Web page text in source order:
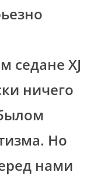
седане XJ
ничего
Но
нами